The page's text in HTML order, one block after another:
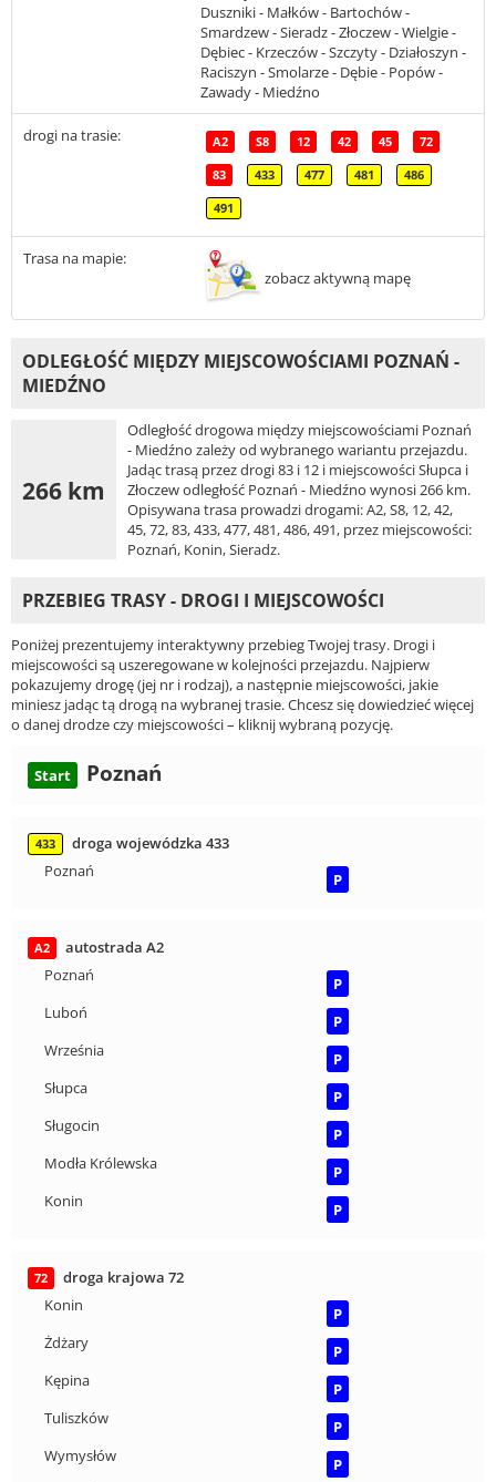
Duszniki - Małków - Bartochów -
Smardzew - Sieradz - Złoczew - Wielgie -
Dębiec - Krzeczów - Szczyty - Działoszyn -
Raciszyn - Smolarze - Dębie - Popów -
Zawady - Miedźno
drogi na trasie: A2 S8 12 42 45 72
83 433 477 481 486
491
Trasa na mapie:
zobacz aktywną mapę
ODLEGŁOŚĆ MIĘDZY MIEJSCOWOŚCIAMI POZNAŃ -
MIEDŹNO
266 km
Odległość drogowa między miejscowościami Poznań
- Miedźno zależy od wybranego wariantu przejazdu.
Jadąc trasą przez drogi 83 i 12 i miejscowości Słupca i
Złoczew odległość Poznań - Miedźno wynosi 266 km.
Opisywana trasa prowadzi drogami: A2, S8, 12, 42,
45, 72, 83, 433, 477, 481, 486, 491, przez miejscowości:
Poznań, Konin, Sieradz.
PRZEBIEG TRASY - DROGI I MIEJSCOWOŚCI
Poniżej prezentujemy interaktywny przebieg Twojej trasy. Drogi i
miejscowości są uszeregowane w kolejności przejazdu. Najpierw
pokazujemy drogę (jej nr i rodzaj), a następnie miejscowości, jakie
miniesz jadąc tą drogą na wybranej trasie. Chcesz się dowiedzieć więcej
o danej drodze czy miejscowości – kliknij wybraną pozycję.
Start Poznań
433
droga wojewódzka 433
Poznań
P
A2
autostrada A2
Poznań
P
Luboń
P
Września
P
Słupca
P
Sługocin
P
Modła Królewska
P
Konin
P
72
droga krajowa 72
Konin
P
Żdżary
P
Kępina
P
Tuliszków
P
Wymysłów
P